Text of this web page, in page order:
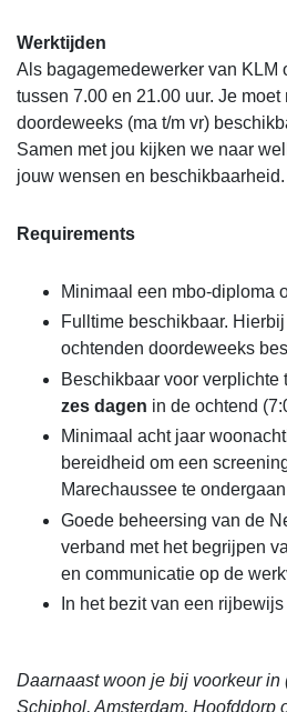
Werktijden
Als bagagemedewerker van KLM
tussen 7.00 en 21.00 uur. Je
doordeweeks (ma t/m vr)
Samen met jou kijken we naar
jouw wensen en beschikbaarheid.
Requirements
Minimaal een mbo-diploma
Fulltime beschikbaar.
ochtenden doordeweeks
Beschikbaar voor verplichte
zes dagen in de ochtend
Minimaal acht jaar
bereidheid om een
Marechaussee te ondergaan
Goede beheersing van de
verband met het begrijpen
en communicatie op de
In het bezit van een rijbewijs
Daarnaast woon je bij voorkeur in
Schiphol, Amsterdam, Hoofddorp